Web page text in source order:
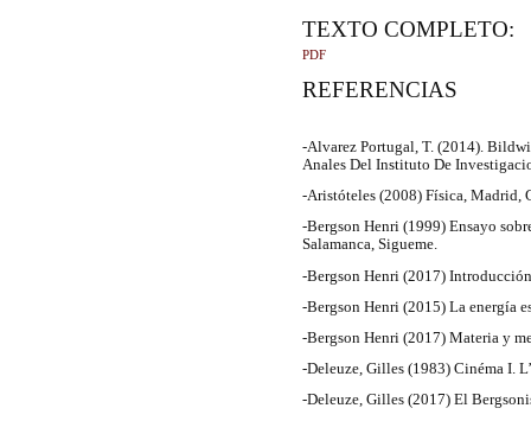
TEXTO COMPLETO:
PDF
REFERENCIAS
-Alvarez Portugal, T. (2014).
Anales Del Instituto De
-Aristóteles (2008) Física, Madrid,
-Bergson Henri (1999) Ensayo
Salamanca, Sigueme.
-Bergson Henri (2017)
-Bergson Henri (2015) La energía
-Bergson Henri (2017) Materia y
-Deleuze, Gilles (1983) Cinéma I.
-Deleuze, Gilles (2017) El